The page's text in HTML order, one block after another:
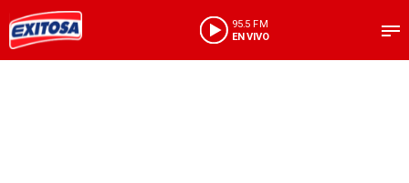
95.5 FM
EN VIVO